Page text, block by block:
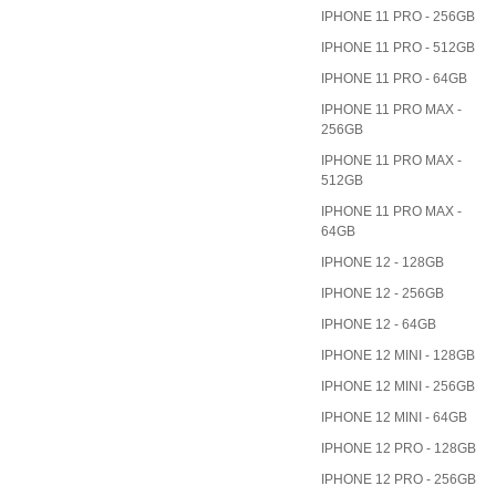
IPHONE 11 PRO - 256GB
IPHONE 11 PRO - 512GB
IPHONE 11 PRO - 64GB
IPHONE 11 PRO MAX -
256GB
IPHONE 11 PRO MAX -
512GB
IPHONE 11 PRO MAX -
64GB
IPHONE 12 - 128GB
IPHONE 12 - 256GB
IPHONE 12 - 64GB
IPHONE 12 MINI - 128GB
IPHONE 12 MINI - 256GB
IPHONE 12 MINI - 64GB
IPHONE 12 PRO - 128GB
IPHONE 12 PRO - 256GB